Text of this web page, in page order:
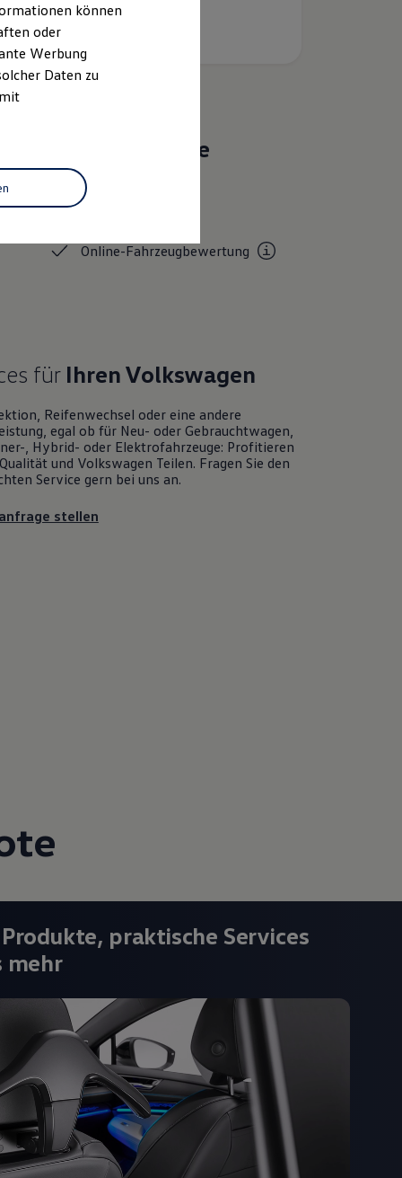
Das sind unsere
Leistungen
Online-Fahrzeugbewertung
für IhrenVolkswagen
Reifenwechsel oder eine andere
egal ob für Neu- oder Gebrauchtwagen
, Hybrid- oder Elektrofahrzeuge: Profitieren
und Volkswagen Teilen. Fragen Sie den
Service gern bei uns an.
stellen
praktische Services
mehr
können
oder
Werbung
Daten zu